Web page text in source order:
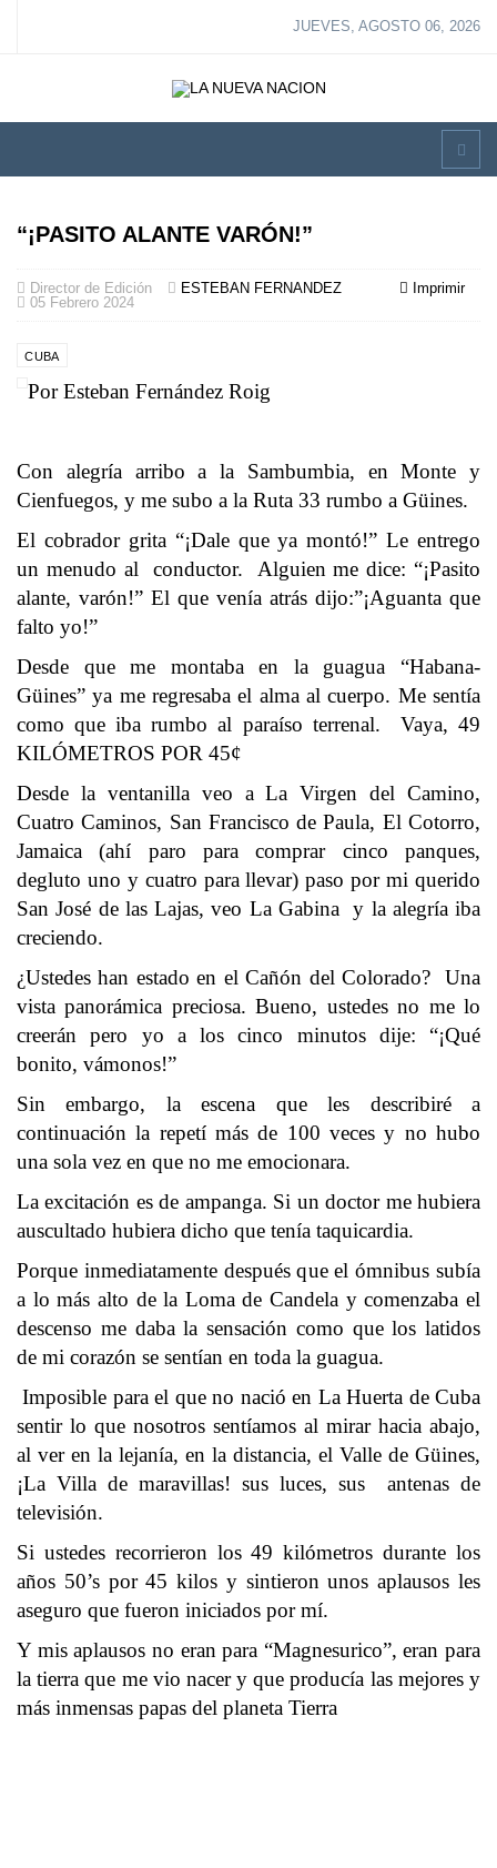
JUEVES, AGOSTO 06, 2026
“¡PASITO ALANTE VARÓN!”
Imprimir
Director de Edición
ESTEBAN FERNANDEZ
05 Febrero 2024
CUBA
Por Esteban Fernández Roig
Con alegría arribo a la Sambumbia, en Monte y
Cienfuegos, y me subo a la Ruta 33 rumbo a Güines.
El cobrador grita “¡Dale que ya montó!” Le entrego
un menudo al conductor. Alguien me dice: “¡Pasito
alante, varón!” El que venía atrás dijo:”¡Aguanta que
falto yo!”
Desde que me montaba en la guagua “Habana-
Güines” ya me regresaba el alma al cuerpo. Me sentía
como que iba rumbo al paraíso terrenal. Vaya, 49
KILÓMETROS POR 45¢
Desde la ventanilla veo a La Virgen del Camino,
Cuatro Caminos, San Francisco de Paula, El Cotorro,
Jamaica (ahí paro para comprar cinco panques,
degluto uno y cuatro para llevar) paso por mi querido
San José de las Lajas, veo La Gabina y la alegría iba
creciendo.
¿Ustedes han estado en el Cañón del Colorado? Una
vista panorámica preciosa. Bueno, ustedes no me lo
creerán pero yo a los cinco minutos dije: “¡Qué
bonito, vámonos!”
Sin embargo, la escena que les describiré a
continuación la repetí más de 100 veces y no hubo
una sola vez en que no me emocionara.
La excitación es de ampanga. Si un doctor me hubiera
auscultado hubiera dicho que tenía taquicardia.
Porque inmediatamente después que el ómnibus subía
a lo más alto de la Loma de Candela y comenzaba el
descenso me daba la sensación como que los latidos
de mi corazón se sentían en toda la guagua.
Imposible para el que no nació en La Huerta de Cuba
sentir lo que nosotros sentíamos al mirar hacia abajo,
al ver en la lejanía, en la distancia, el Valle de Güines,
¡La Villa de maravillas! sus luces, sus antenas de
televisión.
Si ustedes recorrieron los 49 kilómetros durante los
años 50’s por 45 kilos y sintieron unos aplausos les
aseguro que fueron iniciados por mí.
Y mis aplausos no eran para “Magnesurico”, eran para
la tierra que me vio nacer y que producía las mejores y
más inmensas papas del planeta Tierra